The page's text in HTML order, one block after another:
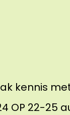
kennis
OP 22-25